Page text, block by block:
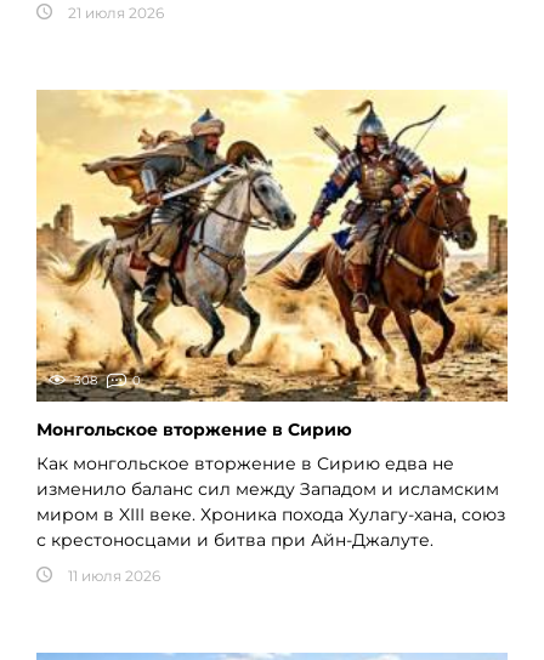
21 июля 2026
308 0
Монгольское вторжение в Сирию
Как монгольское вторжение в Сирию едва не
изменило баланс сил между Западом и исламским
миром в XIII веке. Хроника похода Хулагу-хана, союз
с крестоносцами и битва при Айн-Джалуте.
11 июля 2026